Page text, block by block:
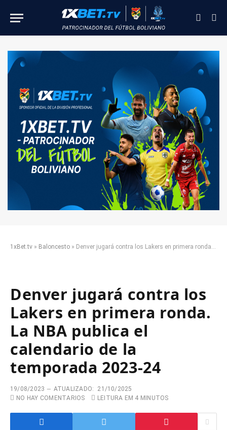
1xBet.tv » Baloncesto » Denver jugará contra los Lakers en primera ronda. La NBA publica el calendario de la temporada 2023-24
Denver jugará contra los
Lakers en primera ronda.
La NBA publica el
calendario de la
temporada 2023-24
19/08/2023 ATUALIZADO:
21/10/2025
NO HAY COMENTARIOS
LEITURA EM 4 MINUTOS